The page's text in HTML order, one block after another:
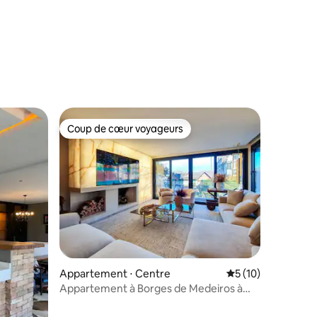
: 5 sur 5
: 5 sur 5
appréciés Coup de cœur voyageurs
Coup de cœur voyageurs
Appartement ⋅ Centre Évaluation
5 (10)
Appartement à Borges de Medeiros à